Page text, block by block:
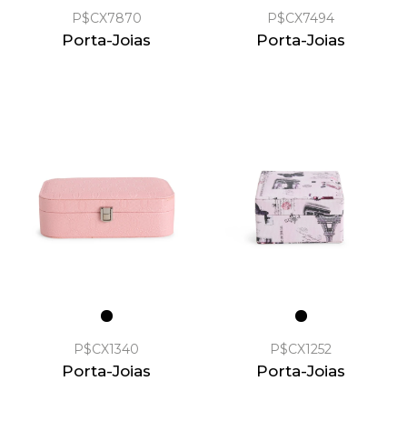
P$CX7870
Porta-Joias
P$CX7494
Porta-Joias
P$CX1340
Porta-Joias
P$CX1252
Porta-Joias